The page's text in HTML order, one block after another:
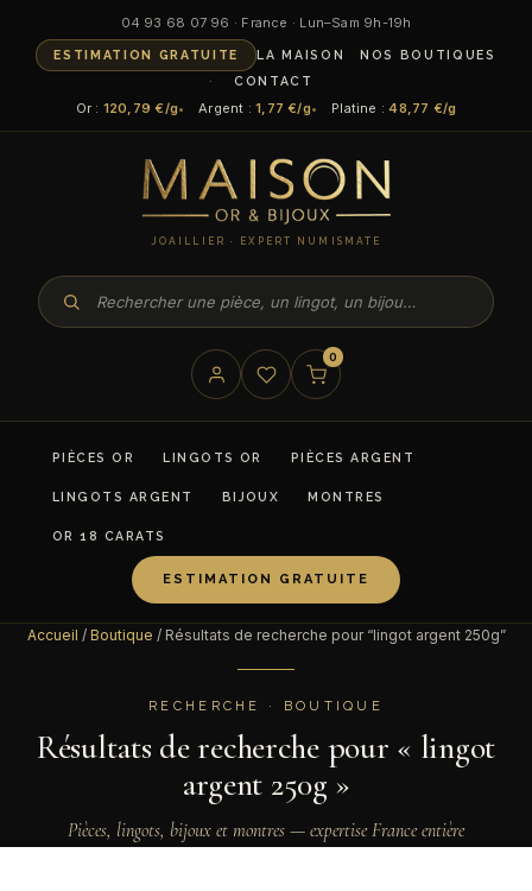
contenu
04 93 68 07 96 · France · Lun–Sam 9h-19h
ESTIMATION GRATUITE LA MAISON
NOS BOUTIQUES
CONTACT
Or : 120,79 €/g Argent :1,77 €/g Platine :48,77 €/g
JOAILLIER · EXPERT NUMISMATE
0
PIÈCES OR LINGOTS OR PIÈCES ARGENT
LINGOTS ARGENT BIJOUX MONTRES
OR 18 CARATS
ESTIMATION GRATUITE
Accueil / Boutique / Résultats de recherche pour “lingot argent 250g”
RECHERCHE · BOUTIQUE
Résultats de recherche pour « lingot
argent 250g »
Pièces, lingots, bijoux et montres — expertise France entière